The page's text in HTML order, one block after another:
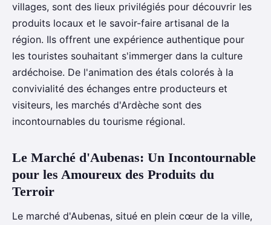
villages, sont des lieux privilégiés pour découvrir les
produits locaux et le savoir-faire artisanal de la
région. Ils offrent une expérience authentique pour
les touristes souhaitant s'immerger dans la culture
ardéchoise. De l'animation des étals colorés à la
convivialité des échanges entre producteurs et
visiteurs, les marchés d'Ardèche sont des
incontournables du tourisme régional.
Le Marché d'Aubenas: Un Incontournable
pour les Amoureux des Produits du
Terroir
Le marché d'Aubenas, situé en plein cœur de la ville,